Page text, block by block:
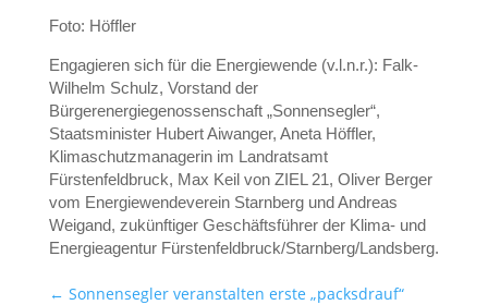
Foto: Höffler
Engagieren sich für die Energiewende (v.l.n.r.): Falk-
Wilhelm Schulz, Vorstand der
Bürgerenergiegenossenschaft „Sonnensegler“,
Staatsminister Hubert Aiwanger, Aneta Höffler,
Klimaschutzmanagerin im Landratsamt
Fürstenfeldbruck, Max Keil von ZIEL 21, Oliver Berger
vom Energiewendeverein Starnberg und Andreas
Weigand, zukünftiger Geschäftsführer der Klima- und
Energieagentur Fürstenfeldbruck/Starnberg/Landsberg.
← Sonnensegler veranstalten erste „packsdrauf“